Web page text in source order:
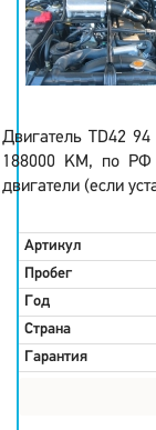
Двигатель TD42
188000 KM, по РФ
двигатели (если
Артикул
Пробег
Год
Страна
Гарантия